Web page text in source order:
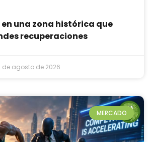
una zona histórica que
recuperaciones
de agosto de 2026
MERCADO